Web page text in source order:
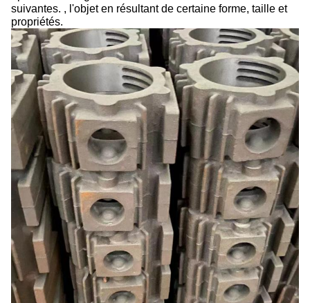
suivantes. , l'objet en résultant de certaine forme, taille et
propriétés.